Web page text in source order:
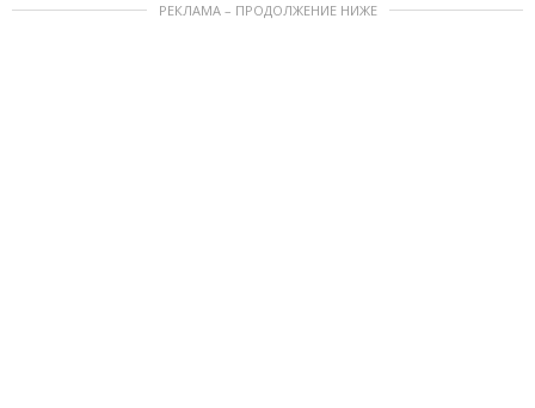
РЕКЛАМА – ПРОДОЛЖЕНИЕ НИЖЕ